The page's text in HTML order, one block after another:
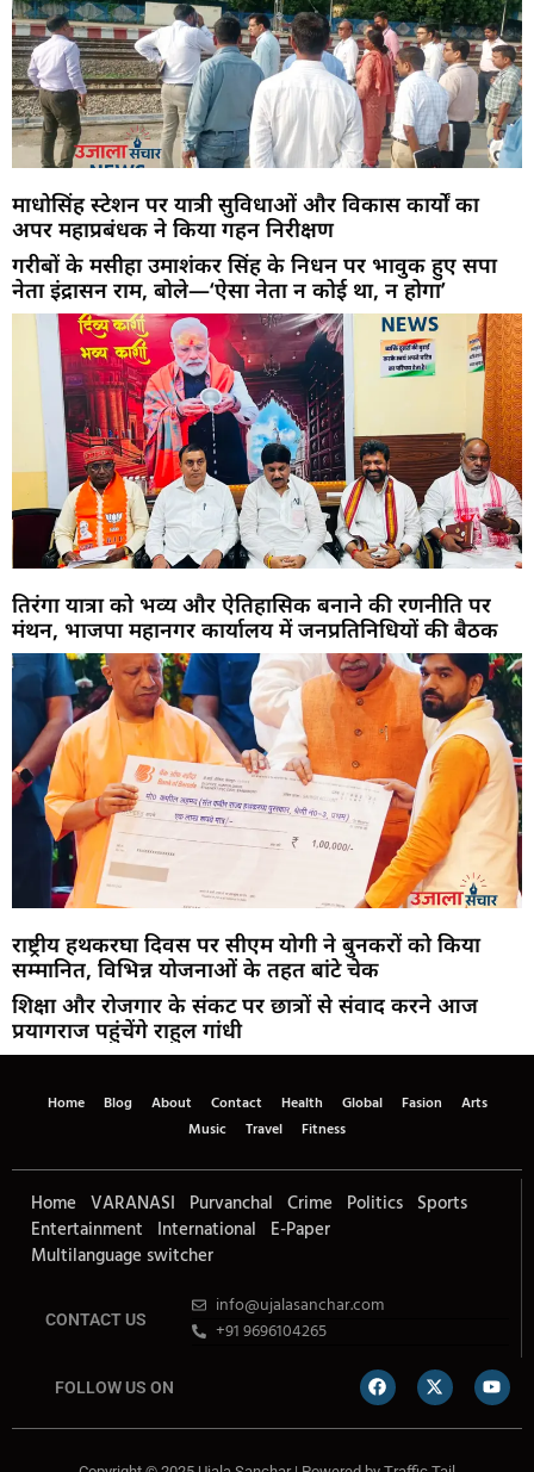
माधोसिंह स्टेशन पर यात्री सुविधाओं और विकास कार्यों का
अपर महाप्रबंधक ने किया गहन निरीक्षण
गरीबों के मसीहा उमाशंकर सिंह के निधन पर भावुक हुए सपा
नेता इंद्रासन राम, बोले—‘ऐसा नेता न कोई था, न होगा’
तिरंगा यात्रा को भव्य और ऐतिहासिक बनाने की रणनीति पर
मंथन, भाजपा महानगर कार्यालय में जनप्रतिनिधियों की बैठक
राष्ट्रीय हथकरघा दिवस पर सीएम योगी ने बुनकरों को किया
सम्मानित, विभिन्न योजनाओं के तहत बांटे चेक
शिक्षा और रोजगार के संकट पर छात्रों से संवाद करने आज
प्रयागराज पहुंचेंगे राहुल गांधी
Home Blog About Contact Health Global Fasion
Arts
Music
Travel Fitness
Home VARANASI Purvanchal Crime Politics Sports
Entertainment International E-Paper
Multilanguage switcher
CONTACT US
info@ujalasanchar.com
+91 9696104265
FOLLOW US ON